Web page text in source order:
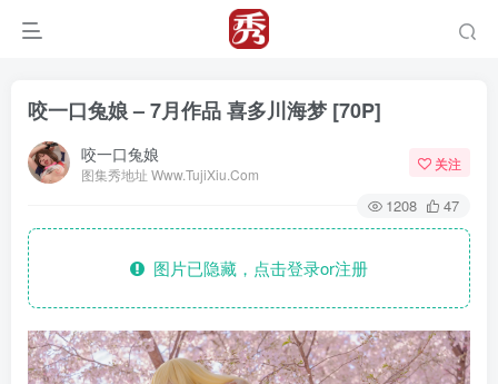
咬一口兔娘 – 7月作品 喜多川海梦 [70P]
咬一口兔娘
图集秀地址 Www.TujiXiu.Com
关注
1208 47
图片已隐藏，点击登录or注册